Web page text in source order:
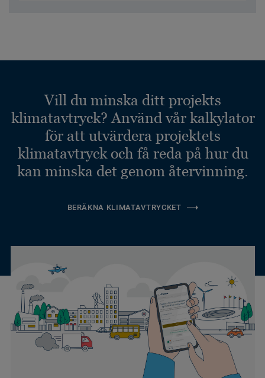
Vill du minska ditt projekts
klimatavtryck? Använd vår kalkylator
för att utvärdera projektets
klimatavtryck och få reda på hur du
kan minska det genom återvinning.
BERÄKNA KLIMATAVTRYCKET